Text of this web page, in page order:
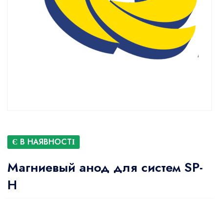
Є В НАЯВНОСТІ
Магниевый анод для систем SP-
H